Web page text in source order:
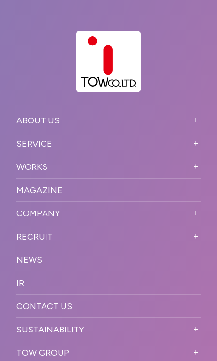
ABOUT US
PURPOSE
VISION
OUR DNA
SERVICE
STRONG POINT
BUSINESS DOMAIN
SOLUTION
WORKFLOW
WORKS
オンラインイベント
SNSプロモーション
プラットフォーム販
促
デジタル制作・映像
制作
PR
カンファレンス・展示会・アワ
ESPORTS・ゲームプロモーシ
MAGAZINE
COMPANY
COMPANY INFORMATION
MESSAGE
OFFICER
ACCESS
ORGANIZATION CHART
HISTORY
RECRUIT
新卒採用
キャリア採用
NEWS
IR
CONTACT US
SUSTAINABILITY
TOW GROUP